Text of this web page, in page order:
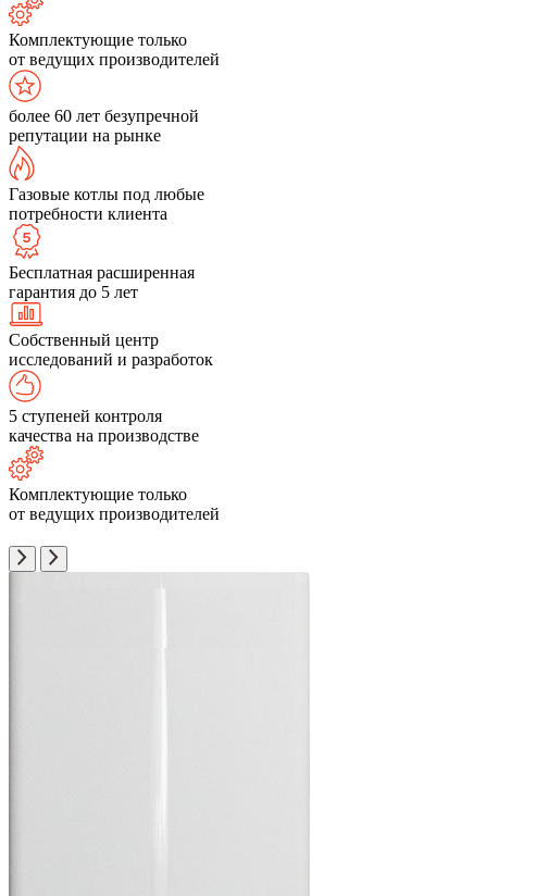
Комплектующие только
от ведущих производителей
более 60 лет безупречной
репутации на рынке
Газовые котлы под любые
потребности клиента
Бесплатная расширенная
гарантия до 5 лет
Собственный центр
исследований и разработок
5 ступеней контроля
качества на производстве
Комплектующие только
от ведущих производителей